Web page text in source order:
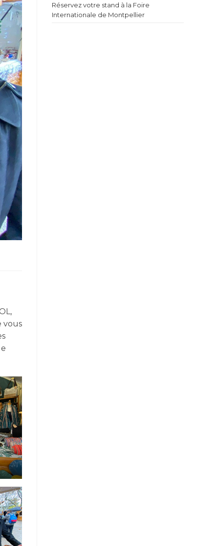
vous
Réservez votre stand à la Foire
Internationale de Montpellier